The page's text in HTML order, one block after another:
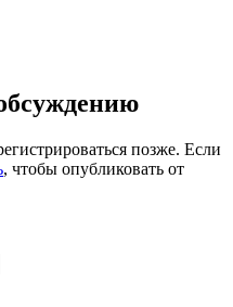
позже. Если
, чтобы опубликовать от